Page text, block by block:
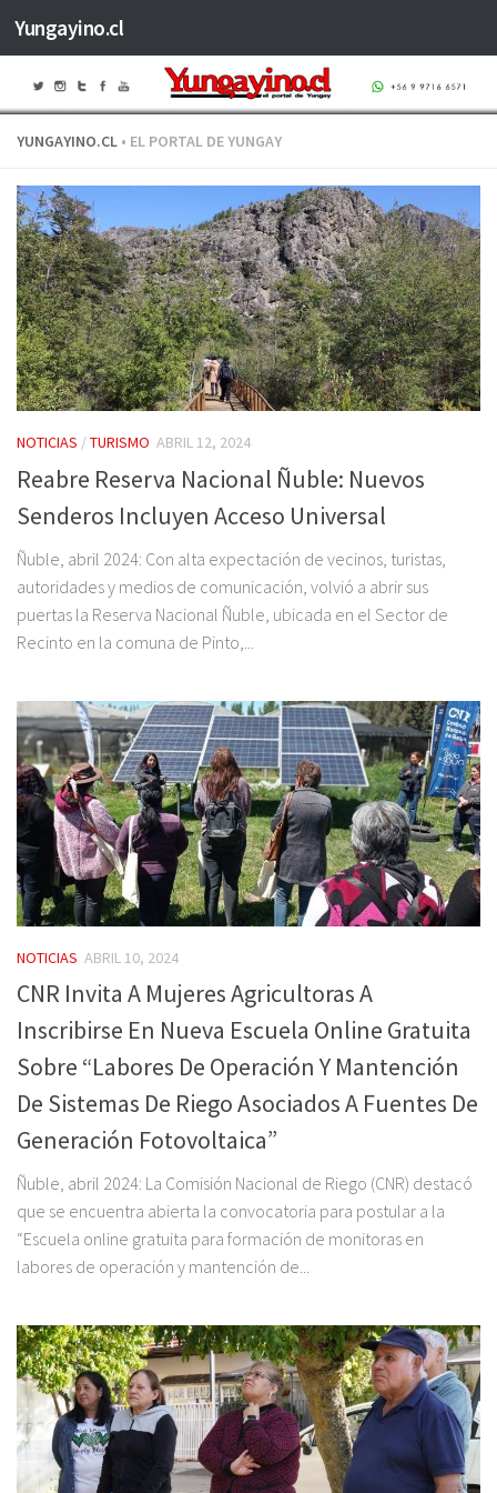
Saltar al contenido
Yungayino.cl
YUNGAYINO.CL • EL PORTAL DE YUNGAY
NOTICIAS /TURISMO ABRIL 12, 2024
Reabre Reserva Nacional Ñuble: Nuevos
Senderos Incluyen Acceso Universal
Ñuble, abril 2024: Con alta expectación de vecinos, turistas,
autoridades y medios de comunicación, volvió a abrir sus
puertas la Reserva Nacional Ñuble, ubicada en el Sector de
Recinto en la comuna de Pinto,...
NOTICIAS ABRIL 10, 2024
CNR Invita A Mujeres Agricultoras A
Inscribirse En Nueva Escuela Online Gratuita
Sobre “Labores De Operación Y Mantención
De Sistemas De Riego Asociados A Fuentes De
Generación Fotovoltaica”
Ñuble, abril 2024: La Comisión Nacional de Riego (CNR) destacó
que se encuentra abierta la convocatoria para postular a la
“Escuela online gratuita para formación de monitoras en
labores de operación y mantención de...